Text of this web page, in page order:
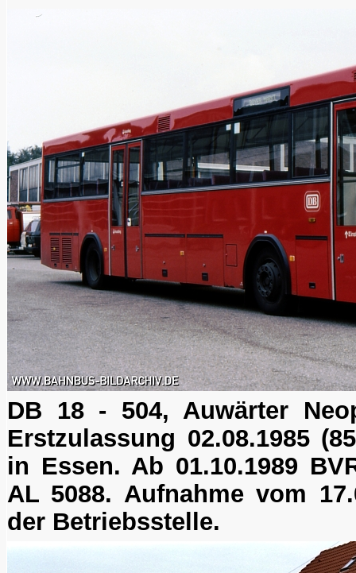
DB 18 - 504, Auwärter
Erstzulassung 02.08.1985
in Essen. Ab 01.10.1989
AL 5088. Aufnahme vom
der Betriebsstelle.